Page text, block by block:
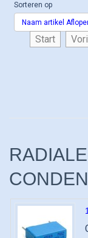
Sorteren op
Naam artikel
Start